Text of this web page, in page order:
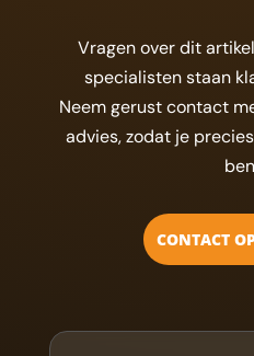
Vragen over dit
specialisten staan
Neem gerust contact
advies, zodat je
CONTACT